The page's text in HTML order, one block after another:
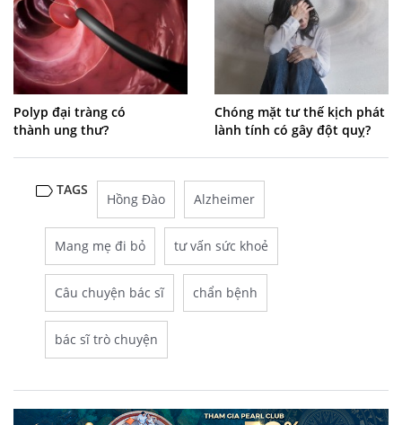
Polyp đại tràng có
thành ung thư?
Chóng mặt tư thế kịch phát
lành tính có gây đột quỵ?
TAGS
Hồng Đào Alzheimer
Mang mẹ đi bỏ tư vấn sức khoẻ
Câu chuyện bác sĩ chẩn bệnh
bác sĩ trò chuyện